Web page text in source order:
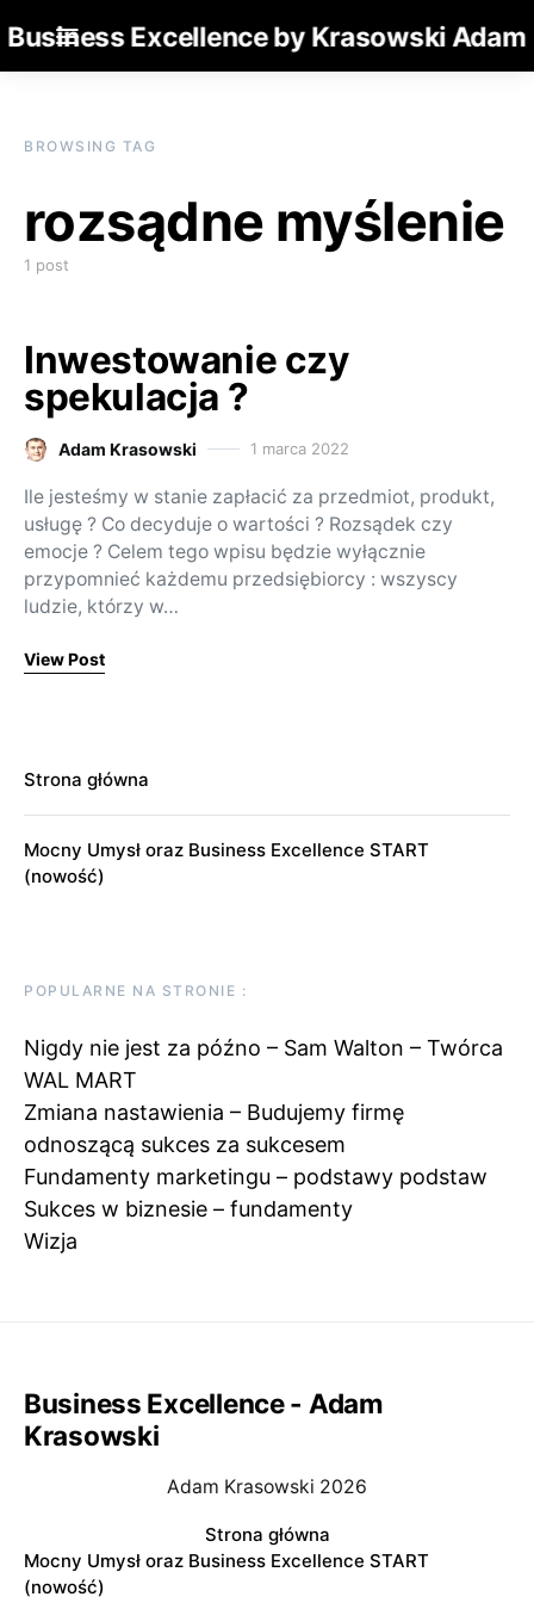
Business Excellence by Krasowski Adam
BROWSING TAG
rozsądne myślenie
1 post
Inwestowanie czy
spekulacja ?
Adam Krasowski Posted on
1 marca 2022
Ile jesteśmy w stanie zapłacić za przedmiot, produkt,
usługę ? Co decyduje o wartości ? Rozsądek czy
emocje ? Celem tego wpisu będzie wyłącznie
przypomnieć każdemu przedsiębiorcy : wszyscy
ludzie, którzy w…
View Post
Strona główna
Mocny Umysł oraz Business Excellence START
(nowość)
POPULARNE NA STRONIE :
Nigdy nie jest za późno – Sam Walton – Twórca
WAL MART
Zmiana nastawienia – Budujemy firmę
odnoszącą sukces za sukcesem
Fundamenty marketingu – podstawy podstaw
Sukces w biznesie – fundamenty
Wizja
Business Excellence - Adam
Krasowski
Strona główna
Mocny Umysł oraz Business Excellence START
(nowość)
Adam Krasowski 2026